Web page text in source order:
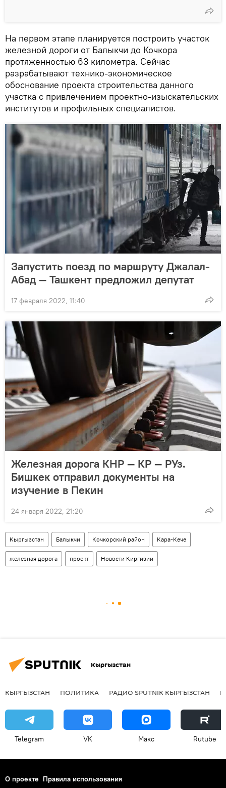
На первом этапе планируется построить участок
железной дороги от Балыкчи до Кочкора
протяженностью 63 километра. Сейчас
разрабатывают технико-экономическое
обоснование проекта строительства данного
участка с привлечением проектно-изыскательских
институтов и профильных специалистов.
Запустить поезд по маршруту Джалал-
Абад — Ташкент предложил депутат
17 февраля 2022, 11:40
Железная дорога КНР — КР — РУз.
Бишкек отправил документы на
изучение в Пекин
24 января 2022, 21:20
Кыргызстан Балыкчи Кочкорский район Кара-Кече
железная дорога проект Новости Киргизии
Кыргызстан
КЫРГЫЗСТАН ПОЛИТИКА РАДИО SPUTNIK КЫРГЫЗСТАН
Telegram VK Макс Rutube
О проекте Правила использования